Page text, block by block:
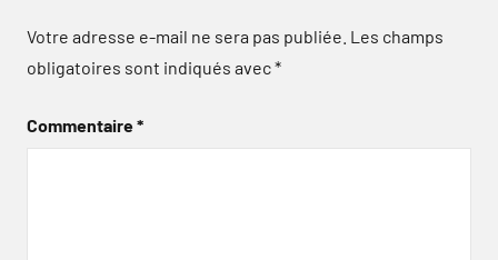
Votre adresse e-mail ne sera pas publiée. Les champs
obligatoires sont indiqués avec*
Commentaire*